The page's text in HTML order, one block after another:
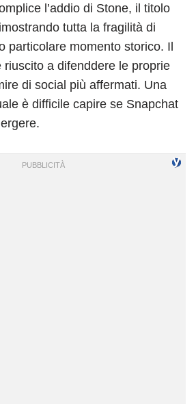
l’addio di Stone, il titolo
tutta la fragilità di
particolare momento storico. Il
riuscito a difenddere le proprie
di social più affermati. Una
è difficile capire se Snapchat